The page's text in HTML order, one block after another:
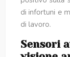
di infortuni e
di lavoro.
Sensori